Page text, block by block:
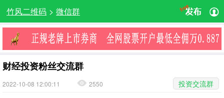
竹风二维码 > 微信群
财经投资粉丝交流群
2022-10-08 12:00:11 2550
投资交流群